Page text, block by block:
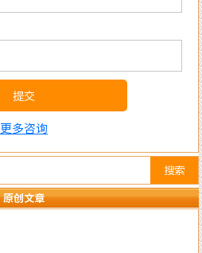
搜索
原创文章
提交
更多咨询